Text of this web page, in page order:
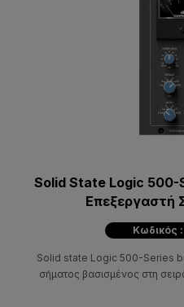
Solid State Logic 500-
Επεξεργαστή
Κωδικός
Solid state Logic 500-Series
σήματος βασισμένος στη